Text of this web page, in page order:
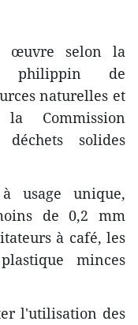
œuvre selon la
philippin de
naturelles et
Commission
solides
usage unique,
de 0,2 mm
à café, les
minces
l'utilisation des